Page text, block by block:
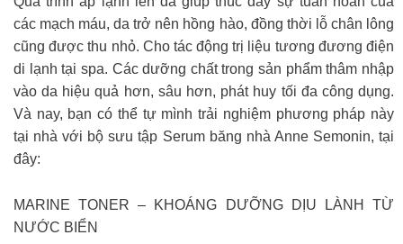
các mạch máu, da trở nên hồng hào, đồng thời lỗ chân lông
cũng được thu nhỏ. Cho tác động trị liệu tương đương điện
di lạnh tại spa. Các dưỡng chất trong sản phẩm thâm nhập
vào da hiệu quả hơn, sâu hơn, phát huy tối đa công dụng.
Và nay, bạn có thể tự mình trải nghiệm phương pháp này
tại nhà với bộ sưu tập Serum băng nhà Anne Semonin, tại
đây:
MARINE TONER – KHOÁNG DƯỠNG DỊU LÀNH TỪ
NƯỚC BIỂN